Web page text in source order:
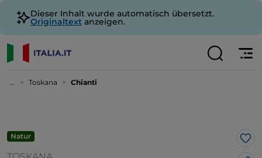
Dieser Inhalt wurde automatisch übersetzt.
Originaltext anzeigen.
... Toskana Chianti
Natur